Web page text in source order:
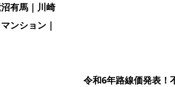
有馬｜川崎
ンション｜
令和6年路線価発表！